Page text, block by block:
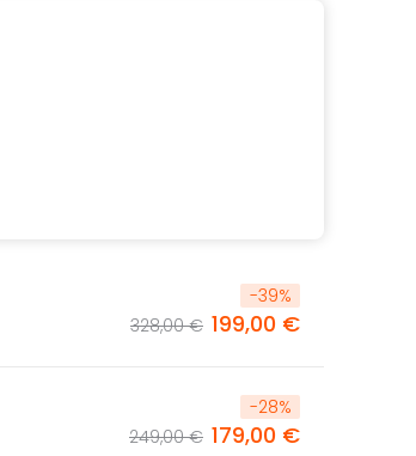
-39%
328,00 € 199,00 €
-28%
249,00 € 179,00 €